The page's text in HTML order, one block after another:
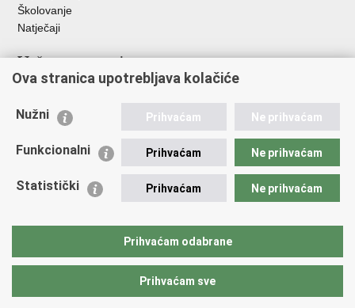
Školovanje
Natječaji
Važne poveznice
Ministarstvo unutarnjih poslova
Udruge
Policijska akademija
Zaklada policijske solidarnosti
Vučetić"
Ova stranica upotrebljava kolačiće
Nužni Prihvaćam Ne prihvaćam
Funkcionalni Prihvaćam Ne prihvaćam
Statistički Prihvaćam Ne prihvaćam
Prihvaćam odabrane
Prihvaćam sve